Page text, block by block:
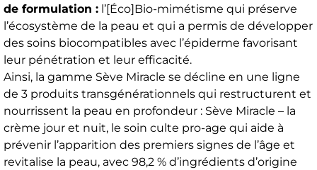
de formulation : l’[Éco]Bio-mimétisme qui préserve
l’écosystème de la peau et qui a permis de développer
des soins biocompatibles avec l’épiderme favorisant
leur pénétration et leur efficacité.
Ainsi, la gamme Sève Miracle se décline en une ligne
de 3 produits transgénérationnels qui restructurent et
nourrissent la peau en profondeur : Sève Miracle – la
crème jour et nuit, le soin culte pro-age qui aide à
prévenir l’apparition des premiers signes de l’âge et
revitalise la peau, avec 98,2 % d’ingrédients d’origine